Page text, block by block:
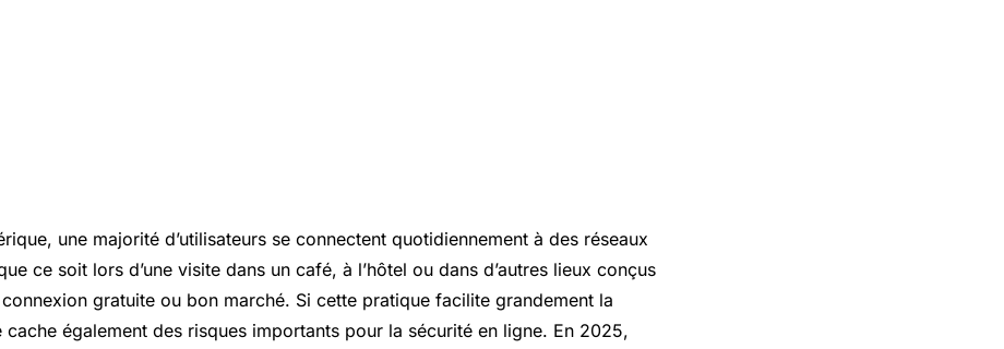
une majorité d’utilisateurs se connectent quotidiennement à des réseaux
ce soit lors d’une visite dans un café, à l’hôtel ou dans d’autres lieux conçus
gratuite ou bon marché. Si cette pratique facilite grandement la
cache également des risques importants pour la sécurité en ligne. En 2025,